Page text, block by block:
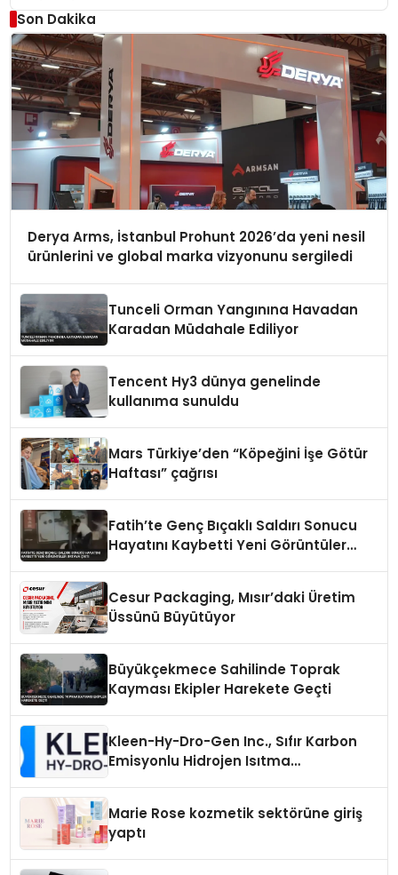
Son Dakika
Derya Arms, İstanbul Prohunt 2026’da yeni nesil
ürünlerini ve global marka vizyonunu sergiledi
Tunceli Orman Yangınına Havadan
Karadan Müdahale Ediliyor
Tencent Hy3 dünya genelinde
kullanıma sunuldu
Mars Türkiye’den “Köpeğini İşe Götür
Haftası” çağrısı
Fatih’te Genç Bıçaklı Saldırı Sonucu
Hayatını Kaybetti Yeni Görüntüler
Cesur Packaging, Mısır’daki Üretim
Üssünü Büyütüyor
Büyükçekmece Sahilinde Toprak
Kayması Ekipler Harekete Geçti
Kleen-Hy-Dro-Gen Inc., Sıfır Karbon
Emisyonlu Hidrojen Isıtma
Marie Rose kozmetik sektörüne giriş
yaptı